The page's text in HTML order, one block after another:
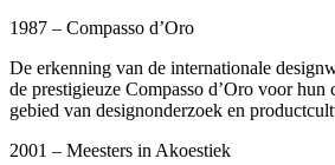
1987 – Compasso d’Oro
De erkenning van de internationale
de prestigieuze Compasso d’Oro voor hun
gebied van designonderzoek en
2001 – Meesters in Akoestiek